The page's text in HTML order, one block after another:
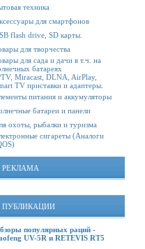
техника
для смартфонов
flash drive, SD карты.
для творчества
для сада и дачи в т.ч. на
батареях
Miracast, DLNA, AirPlay,
TV приставки и адаптеры.
питания и аккумуляторы
батареи и панели
охоты, рыбалки и туризма
сигареты (Аналоги
РЕКЛАМА
ПУБЛИКАЦИИ
популярных раций -
UV-5R и RETEVIS RT5